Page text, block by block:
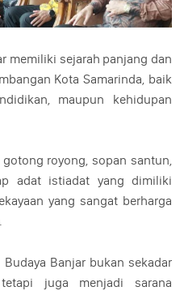
memiliki sejarah panjang dan
Kota Samarinda, baik
maupun kehidupan
royong, sopan santun,
adat istiadat yang dimiliki
yang sangat berharga
Banjar bukan sekadar
juga menjadi sarana